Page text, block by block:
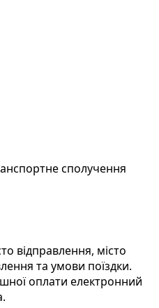
сполучення
відправлення, місто
та умови поїздки.
оплати електронний